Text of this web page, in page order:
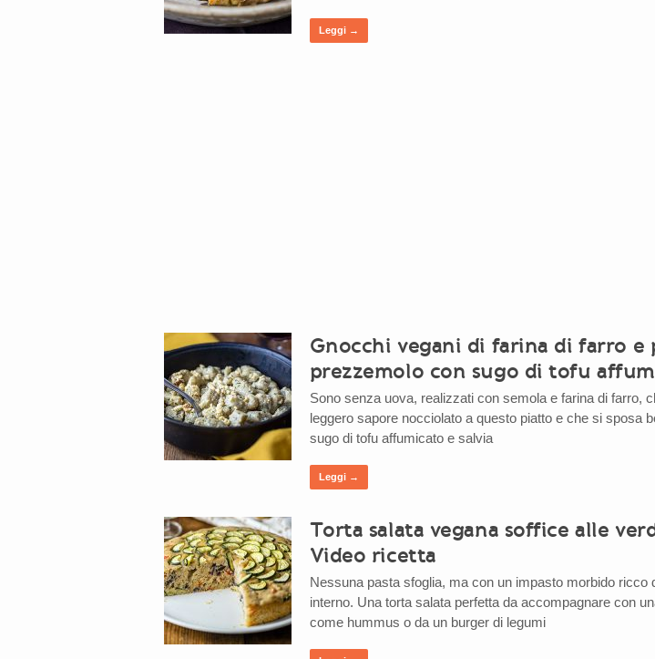
Leggi →
Gnocchi vegani di farina di farro e
prezzemolo con sugo di tofu
Sono senza uova, realizzati con semola e farina di farro,
leggero sapore nocciolato a questo piatto e che si sposa
sugo di tofu affumicato e salvia
Leggi →
Torta salata vegana soffice alle
Video ricetta
Nessuna pasta sfoglia, ma con un impasto morbido ricco
interno. Una torta salata perfetta da accompagnare con
come hummus o da un burger di legumi